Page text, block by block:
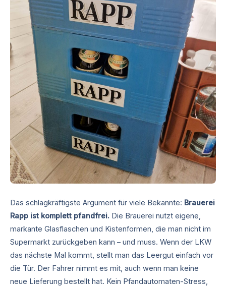
Das schlagkräftigste Argument für viele Bekannte: Brauerei
Rapp ist komplett pfandfrei. Die Brauerei nutzt eigene,
markante Glasflaschen und Kistenformen, die man nicht im
Supermarkt zurückgeben kann – und muss. Wenn der LKW
das nächste Mal kommt, stellt man das Leergut einfach vor
die Tür. Der Fahrer nimmt es mit, auch wenn man keine
neue Lieferung bestellt hat. Kein Pfandautomaten-Stress,